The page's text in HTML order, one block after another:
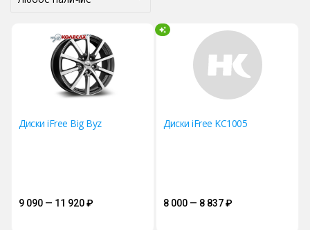
Диски iFree Big Byz
9 090 — 11 920₽
Диски iFree KC1005
8 000 — 8 837₽